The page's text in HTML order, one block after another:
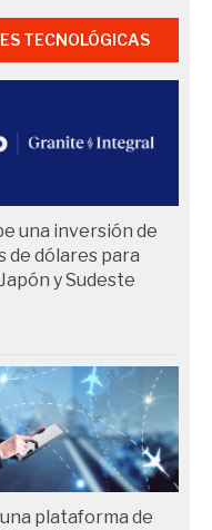
TECNOLÓGICAS
una inversión de
de dólares para
y Sudeste
una plataforma de